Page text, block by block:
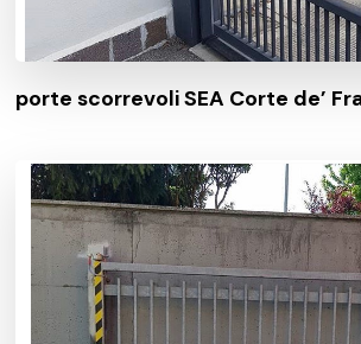
porte scorrevoli SEA Corte de’